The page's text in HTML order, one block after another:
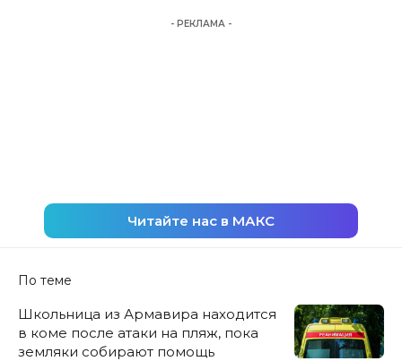
- РЕКЛАМА -
Читайте нас в МАКС
По теме
Школьница из Армавира находится
в коме после атаки на пляж, пока
земляки собирают помощь